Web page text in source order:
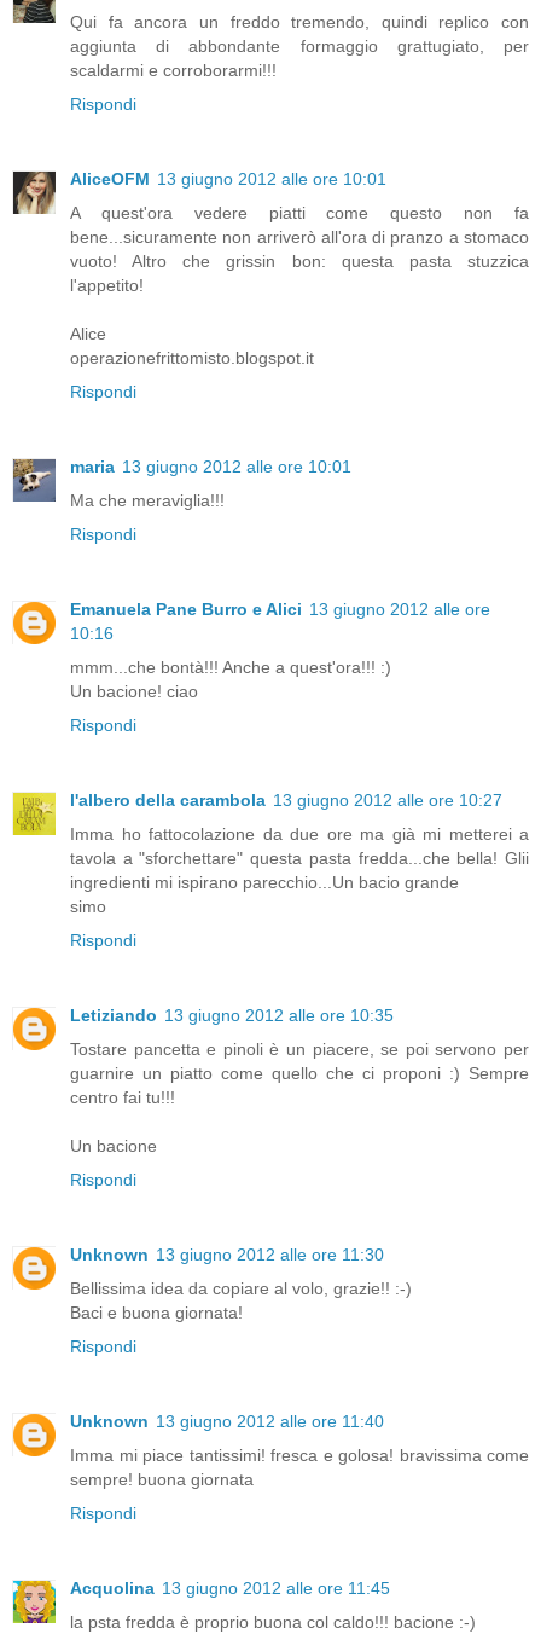
Qui fa ancora un freddo tremendo, quindi replico con
aggiunta di abbondante formaggio grattugiato, per
scaldarmi e corroborarmi!!!
Rispondi
AliceOFM 13 giugno 2012 alle ore 10:01
A quest'ora vedere piatti come questo non fa
bene...sicuramente non arriverò all'ora di pranzo a stomaco
vuoto! Altro che grissin bon: questa pasta stuzzica
l'appetito!
Alice
operazionefrittomisto.blogspot.it
Rispondi
maria 13 giugno 2012 alle ore 10:01
Ma che meraviglia!!!
Rispondi
Emanuela Pane Burro e Alici 13 giugno 2012 alle ore
10:16
mmm...che bontà!!! Anche a quest'ora!!! :)
Un bacione! ciao
Rispondi
l'albero della carambola 13 giugno 2012 alle ore 10:27
Imma ho fattocolazione da due ore ma già mi metterei a
tavola a "sforchettare" questa pasta fredda...che bella! Glii
ingredienti mi ispirano parecchio...Un bacio grande
simo
Rispondi
Letiziando 13 giugno 2012 alle ore 10:35
Tostare pancetta e pinoli è un piacere, se poi servono per
guarnire un piatto come quello che ci proponi :) Sempre
centro fai tu!!!
Un bacione
Rispondi
Unknown 13 giugno 2012 alle ore 11:30
Bellissima idea da copiare al volo, grazie!! :-)
Baci e buona giornata!
Rispondi
Unknown 13 giugno 2012 alle ore 11:40
Imma mi piace tantissimi! fresca e golosa! bravissima come
sempre! buona giornata
Rispondi
Acquolina 13 giugno 2012 alle ore 11:45
la psta fredda è proprio buona col caldo!!! bacione :-)